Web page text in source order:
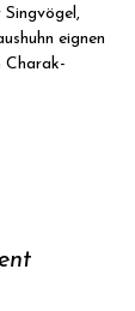
eignen
Charak-